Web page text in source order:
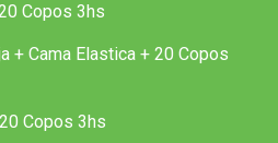
Copos 3hs
+ Cama Elastica + 20 Copos
Copos 3hs